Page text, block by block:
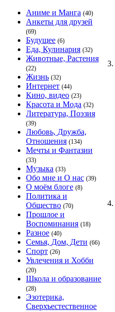
Аниме и Манга (40)
Анкеты для друзей
(69)
Будущее (6)
Еда, Кулинария (32)
Животные, Растения
(22)
Жизнь (32)
Интернет (44)
Кино, видео (23)
Красота и Мода (32)
Литература, Поэзия
(39)
Любовь, Дружба,
Отношения (134)
Мечты и Фантазии
(33)
Музыка (33)
Обо мне и О нас (39)
О моём блоге (8)
Политика и
Общество (70)
Прошлое и
Воспоминания (18)
Разное (40)
Семья, Дом, Дети (66)
Спорт (26)
Увлечения и Хобби
(20)
Школа и образование
(28)
Эзотерика,
Сверхъестественное
3.
4.